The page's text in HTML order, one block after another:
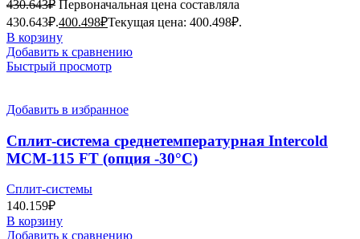
430.643₽ Первоначальная цена составляла
430.643₽.400.498₽Текущая цена: 400.498₽.
В корзину
Добавить к сравнению
Быстрый просмотр
Добавить в избранное
Сплит-система среднетемпературная Intercold
MCM-115 FT (опция -30°С)
Сплит-системы
140.159₽
В корзину
Добавить к сравнению